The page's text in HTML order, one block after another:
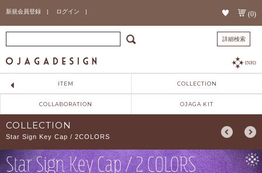
新規会員登録 | ログイン | (0)
詳細検索
INFO
ITEM COLLECTION
COLLABORATION OJAGA KIT
COLLECTION
Star Sign Key Cap / 2COLORS